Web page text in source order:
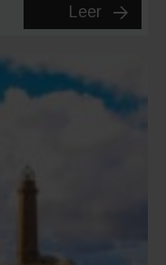
Leer
Slow
la
nueva